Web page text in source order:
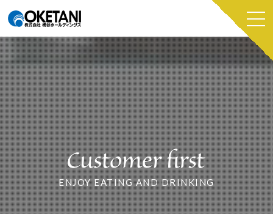
ENJOY EATING AND DRINKING